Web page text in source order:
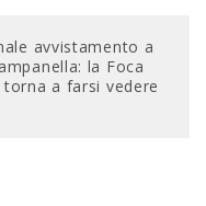
avvistamento a
la Foca
a farsi vedere